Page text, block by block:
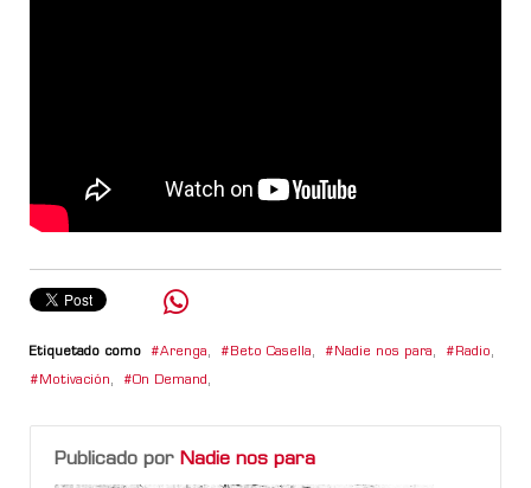
Etiquetado como Arenga, Beto Casella, Nadie nos para, Radio,
Motivación, On Demand ,
Publicado por Nadie nos para